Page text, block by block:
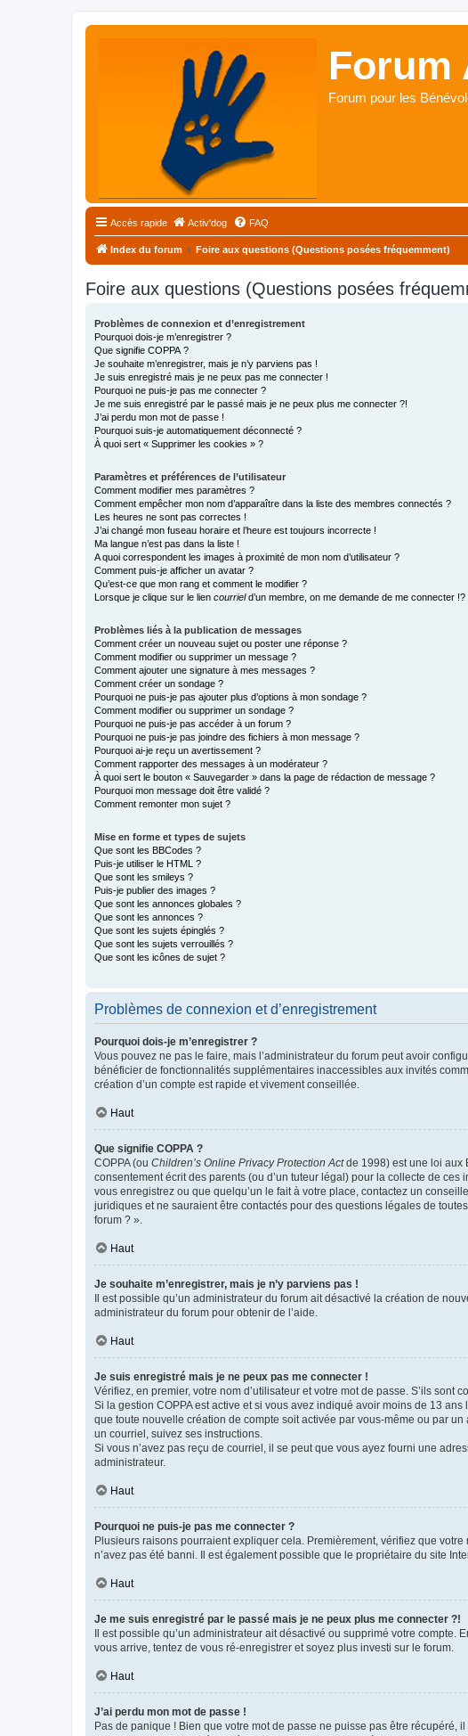
Forum
Forum pour les
Accès rapide Activ'dog FAQ
Index du forum Foire aux questions (Questions posées fréquemment)
Foire aux questions (Questions posées
Problèmes de connexion et d’enregistrement
Pourquoi dois-je m’enregistrer ?
Que signifie COPPA ?
Je souhaite m’enregistrer, mais je n’y parviens pas !
Je suis enregistré mais je ne peux pas me connecter !
Pourquoi ne puis-je pas me connecter ?
Je me suis enregistré par le passé mais je ne peux plus me connecter ?!
J’ai perdu mon mot de passe !
Pourquoi suis-je automatiquement déconnecté ?
À quoi sert « Supprimer les cookies » ?
Paramètres et préférences de l’utilisateur
Comment modifier mes paramètres ?
Comment empêcher mon nom d’apparaître dans la liste des membres connectés ?
Les heures ne sont pas correctes !
J’ai changé mon fuseau horaire et l’heure est toujours incorrecte !
Ma langue n’est pas dans la liste !
A quoi correspondent les images à proximité de mon nom d’utilisateur ?
Comment puis-je afficher un avatar ?
Qu’est-ce que mon rang et comment le modifier ?
Lorsque je clique sur le lien courrield’un membre, on me demande de me connecter !?
Problèmes liés à la publication de messages
Comment créer un nouveau sujet ou poster une réponse ?
Comment modifier ou supprimer un message ?
Comment ajouter une signature à mes messages ?
Comment créer un sondage ?
Pourquoi ne puis-je pas ajouter plus d’options à mon sondage ?
Comment modifier ou supprimer un sondage ?
Pourquoi ne puis-je pas accéder à un forum ?
Pourquoi ne puis-je pas joindre des fichiers à mon message ?
Pourquoi ai-je reçu un avertissement ?
Comment rapporter des messages à un modérateur ?
À quoi sert le bouton « Sauvegarder » dans la page de rédaction de message ?
Pourquoi mon message doit être validé ?
Comment remonter mon sujet ?
Mise en forme et types de sujets
Que sont les BBCodes ?
Puis-je utiliser le HTML ?
Que sont les smileys ?
Puis-je publier des images ?
Que sont les annonces globales ?
Que sont les annonces ?
Que sont les sujets épinglés ?
Que sont les sujets verrouillés ?
Que sont les icônes de sujet ?
Problèmes de connexion et d’enregistrement
Pourquoi dois-je m’enregistrer ?
Vous pouvez ne pas le faire, mais l’administrateur du forum peut avoir
bénéficier de fonctionnalités supplémentaires inaccessibles aux invités
création d’un compte est rapide et vivement conseillée.
Haut
Que signifie COPPA ?
COPPA (ou Children’s Online Privacy Protection Actde 1998) est une loi aux
consentement écrit des parents (ou d’un tuteur légal) pour la collecte de
vous enregistrez ou que quelqu’un le fait à votre place, contactez un
juridiques et ne sauraient être contactés pour des questions légales de
forum ? ».
Haut
Je souhaite m’enregistrer, mais je n’y parviens pas !
Il est possible qu’un administrateur du forum ait désactivé la création de
administrateur du forum pour obtenir de l’aide.
Haut
Je suis enregistré mais je ne peux pas me connecter !
Vérifiez, en premier, votre nom d’utilisateur et votre mot de passe. S’ils sont
Si la gestion COPPA est active et si vous avez indiqué avoir moins de 13
que toute nouvelle création de compte soit activée par vous-même ou par
un courriel, suivez ses instructions.
Si vous n’avez pas reçu de courriel, il se peut que vous ayez fourni une
administrateur.
Haut
Pourquoi ne puis-je pas me connecter ?
Plusieurs raisons pourraient expliquer cela. Premièrement, vérifiez que
n’avez pas été banni. Il est également possible que le propriétaire du site
Haut
Je me suis enregistré par le passé mais je ne peux plus me connecter ?!
Il est possible qu’un administrateur ait désactivé ou supprimé votre
vous arrive, tentez de vous ré-enregistrer et soyez plus investi sur le forum.
Haut
J’ai perdu mon mot de passe !
Pas de panique ! Bien que votre mot de passe ne puisse pas être